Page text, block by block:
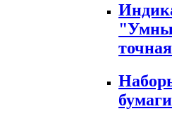
точная
бумаги